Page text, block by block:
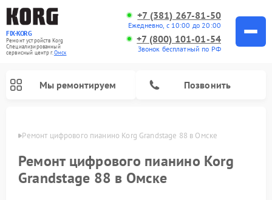
FIX-KORG
Ремонт устройств Korg
Специализированный
cервисный центр г.Омск
+7 (381) 267-81-50
Ежедневно, с 10:00 до 20:00
+7 (800) 101-01-54
Звонок бесплатный по РФ
Мы ремонтируем Позвонить
Ремонт цифрового пианино Korg Grandstage 88 в Омске
Ремонт цифрового пианино Korg
Grandstage 88 в Омске